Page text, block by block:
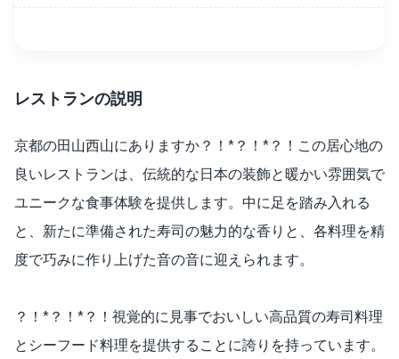
レストランの説明
京都の田山西山にありますか？！*？！*？！この居心地の
良いレストランは、伝統的な日本の装飾と暖かい雰囲気で
ユニークな食事体験を提供します。中に足を踏み入れる
と、新たに準備された寿司の魅力的な香りと、各料理を精
度で巧みに作り上げた音の音に迎えられます。
？！*？！*？！視覚的に見事でおいしい高品質の寿司料理
とシーフード料理を提供することに誇りを持っています。